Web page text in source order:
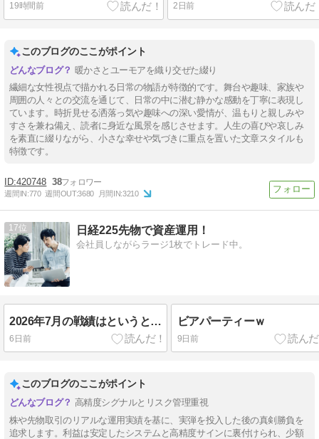
19時間前 2日前
このブログのここがポイント
暖かさとユーモアを織り交ぜた綴り
繊細な女性視点で描かれる日常の物語が特徴的です。舞台や趣味、家族や
周囲の人々との交流を通じて、日常の中に潜む静かな感動を丁寧に表現し
ています。時折見せる洒落っ気や趣味への深い愛情が、温もりと親しみや
すさを兼ね備え、読者に身近な風景を感じさせます。人生の喜びや哀しみ
を素直に綴りながら、小さな幸せや気づきに重点を置いた文章スタイルも
特徴です。
420748 38
週間IN:770 週間OUT:3680 月間IN:3210
17 日経225先物で資産運用！
会社員しながらラージ1枚でトレード中。
2026年7月の戦績はというと…
6日前
ビアパーティーｗ
9日前
このブログのここがポイント
高精度シグナルとリスク管理重視
株や先物取引のリアルな運用実績を基に、実弾を投入した後の真剣勝負を
追求します。利益は安定したシステムと高精度サインに裏付けられ、少額